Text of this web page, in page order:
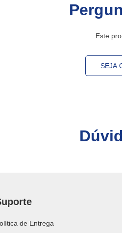
Este
SEJA
de Entrega